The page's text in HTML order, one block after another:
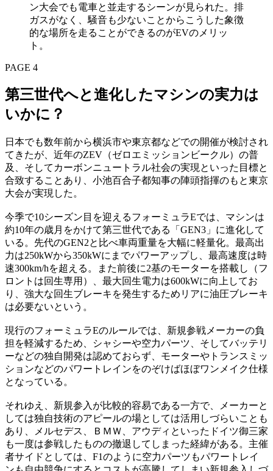
ン大会でも電車と並走するシーンが見られた。排
ガスがなく、騒音も少ないことからこうした象徴
的な場所を走ることができるのがEVのメリッ
ト。
PAGE 4
第三世代へと進化したマシンの実力は
いかに？
日本でも数年前から横浜市や東京都などでの開催が検討され
てきたが、近年のZEV（ゼロエミッションビークル）の普
及、そしてカーボンニュートラル社会の実現といった目標と
合致することあり、小池百合子都知事の陣頭指揮のもと東京
大会が実現した。
今季で10シーズン目を迎えるフォーミュラEでは、マシンは
約10年の歳月をかけて第三世代である「GEN3」に進化して
いる。先代のGEN2と比べ車両重量を大幅に軽量化。最高出
力は250kWから350kWにまでパワーアップし、最高速度は時
速300km/hを超える。また前後に2基のモーターを搭載し（フ
ロントは回生専用）、最大回生電力は600kWに向上してお
り、強大な回生ブレーキを発生するためリアに油圧ブレーキ
は必要ないという。
現行のフォーミュラEのルールでは、新規参戦メーカーの負
担を軽減するため、シャシーや空力パーツ、そしてバッテリ
ーなどの独自開発は認めておらず、モーターやトランスミッ
ションなどのパワートレインをのぞけばほぼワンメイク仕様
となっている。
それゆえ、新規参入が比較的容易である一方で、メーカーと
しては独自技術のアピールの場としては活用しづらいことも
あり、メルセデス、ＢＭＷ、アウディといったドイツ御三家
も一度は参戦したものの撤退してしまった経緯がある。主催
者サイドとしては、F1のように空力パーツもパワートレイ